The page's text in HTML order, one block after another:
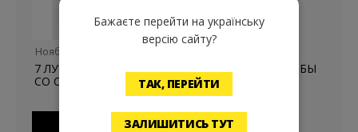
Ноябрь 27, 2020
7 ЛУЧШИХ ВИТАМИНОВ И ДОБАВОК ДЛЯ БОРЬБЫ
СО СТРЕССОМ
Бажаєте перейти на українську
версію сайту?
ТАК, ПЕРЕЙТИ
ЗАЛИШИТИСЬ ТУТ